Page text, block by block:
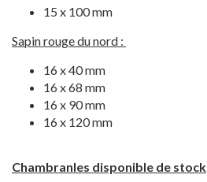
15 x 100 mm
Sapin rouge du nord :
16 x 40 mm
16 x 68 mm
16 x 90 mm
16 x 120 mm
Chambranles disponible de stock